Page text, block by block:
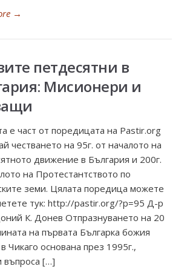
→
петдесятни в
Мисионери и
е част от поредицата на Pastir.org
честването на 95г. от началото на
движение в България и 200г.
на Протестантството по
земи. Цялата поредица можете
тук: http://pastir.org/?p=95 Д-р
К. Донев Отпразнуването на 20
на първата Българка божия
Чикаго основана през 1995г.,
въпроса […]